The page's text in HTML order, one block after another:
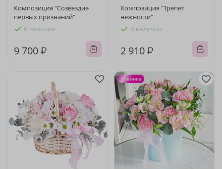
Композиция "Созвездие
первых признаний"
В наличии
9 700 ₽
Композиция "Трепет
нежности"
В наличии
2 910 ₽
Новинка